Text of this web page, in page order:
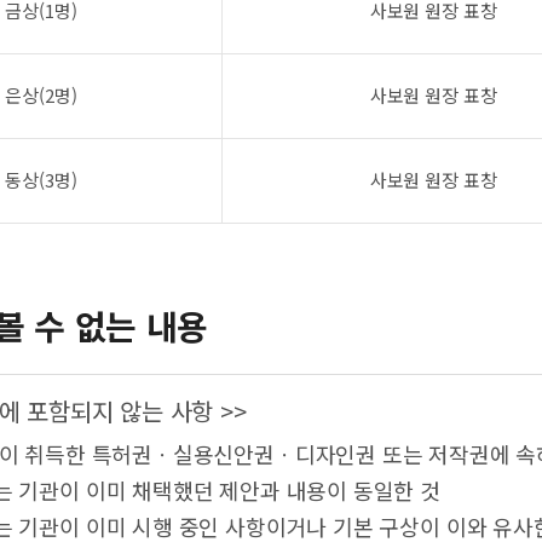
금상(1명) 사보원 원장 표창
은상(2명) 사보원 원장 표창
동상(3명) 사보원 원장 표창
수 없는 내용
포함되지 않는 사항 >>
취득한 특허권ㆍ실용신안권ㆍ디자인권 또는 저작권에
기관이 이미 채택했던 제안과 내용이 동일한 것
기관이 이미 시행 중인 사항이거나 기본 구상이 이와 유사